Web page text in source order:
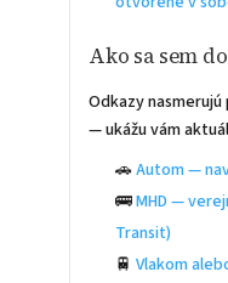
Ako sa sem
Odkazy
— ukážu vám
🚗Autom —
🚌MHD —
Transit)
🚆Vlakom